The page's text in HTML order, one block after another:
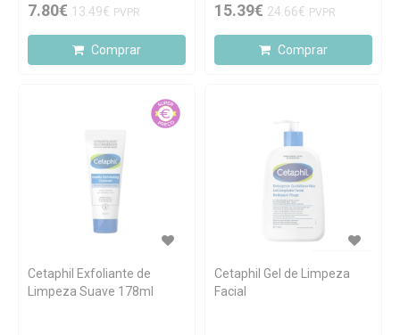
7.80€ 13.49€ PVPR
Comprar
15.39€ 24.66€ PVPR
Comprar
Cetaphil Exfoliante de
Limpeza Suave 178ml
Cetaphil Gel de Limpeza
Facial